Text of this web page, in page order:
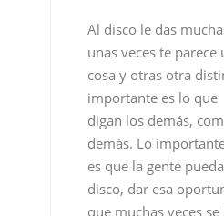
demás. Lo
es que la gente pueda
disco, dar esa
que muchas veces se
llegar a los
[Picap – 2006] Ficha
audio on-line